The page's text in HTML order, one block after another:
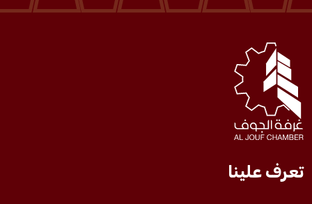
المركز الإعلامي
فعاليات الغرفة
فعاليات الجوف
مشاريع الغرفة
تعرف علينا